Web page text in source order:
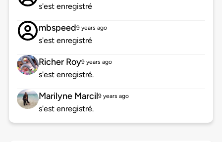
s'est enregistré
mbspeed9 years ago
s'est enregistré
Richer Roy9 years ago
s'est enregistré.
Marilyne Marcil9 years ago
s'est enregistré.